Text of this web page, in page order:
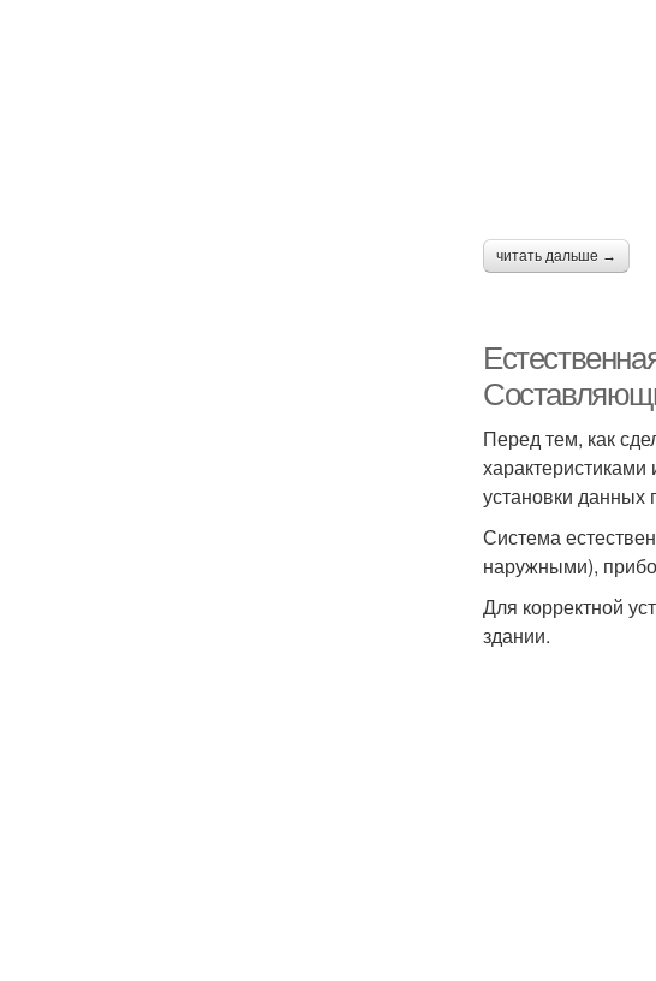
читать дальше →
Перед тем, как
установки данных
Система
наружными),
Для корректной
здании.